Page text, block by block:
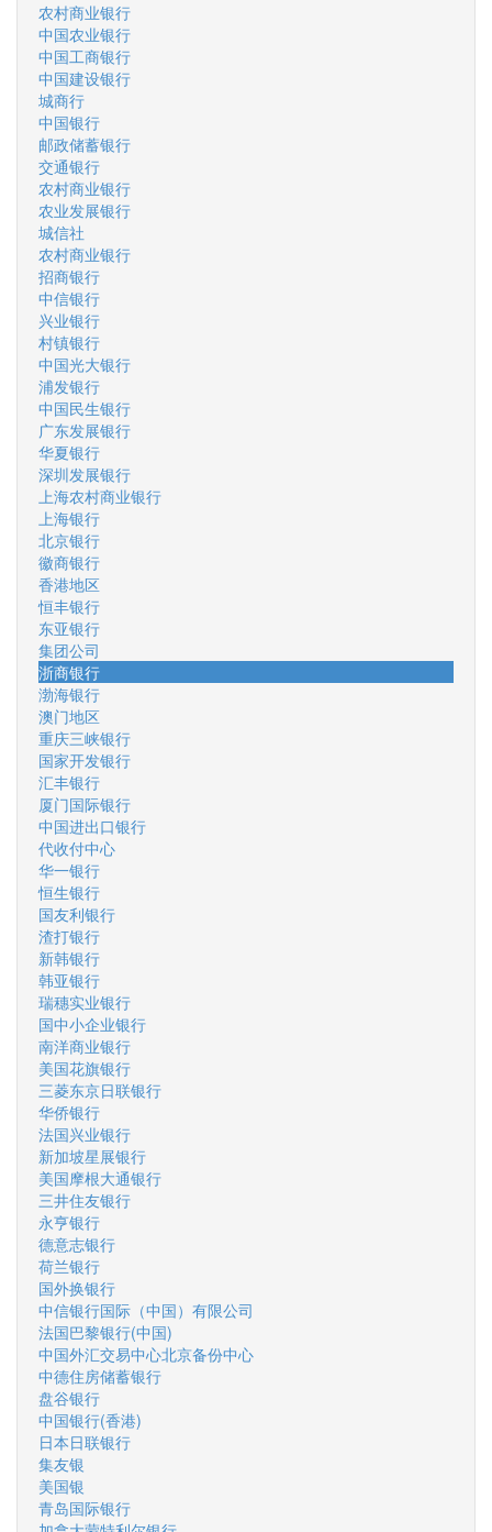
农村商业银行
中国农业银行
中国工商银行
中国建设银行
城商行
中国银行
邮政储蓄银行
交通银行
农村商业银行
农业发展银行
城信社
农村商业银行
招商银行
中信银行
兴业银行
村镇银行
中国光大银行
浦发银行
中国民生银行
广东发展银行
华夏银行
深圳发展银行
上海农村商业银行
上海银行
北京银行
徽商银行
香港地区
恒丰银行
东亚银行
集团公司
浙商银行
渤海银行
澳门地区
重庆三峡银行
国家开发银行
汇丰银行
厦门国际银行
中国进出口银行
代收付中心
华一银行
恒生银行
国友利银行
渣打银行
新韩银行
韩亚银行
瑞穗实业银行
国中小企业银行
南洋商业银行
美国花旗银行
三菱东京日联银行
华侨银行
法国兴业银行
新加坡星展银行
美国摩根大通银行
三井住友银行
永亨银行
德意志银行
荷兰银行
国外换银行
中信银行国际（中国）有限公司
法国巴黎银行(中国)
中国外汇交易中心北京备份中心
中德住房储蓄银行
盘谷银行
中国银行(香港)
日本日联银行
集友银
美国银
青岛国际银行